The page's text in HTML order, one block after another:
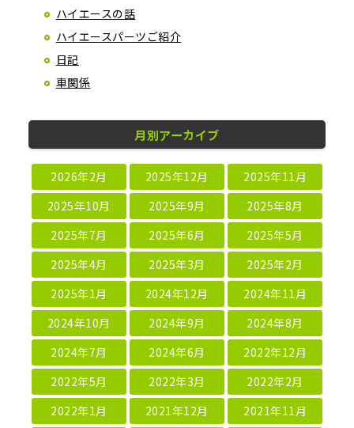
ハイエースの話
ハイエースパーツご紹介
日記
車関係
月別アーカイブ
2026年2月 2025年12月
2025年11月
2025年10月
2025年9月
2025年8月
2025年7月
2025年6月
2025年5月
2025年4月
2025年3月
2025年2月
2025年1月
2024年12月
2024年11月
2024年10月
2024年9月
2024年8月
2024年7月
2024年6月
2022年12月
2022年5月
2022年3月
2022年2月
2022年1月
2021年12月 2021年11月